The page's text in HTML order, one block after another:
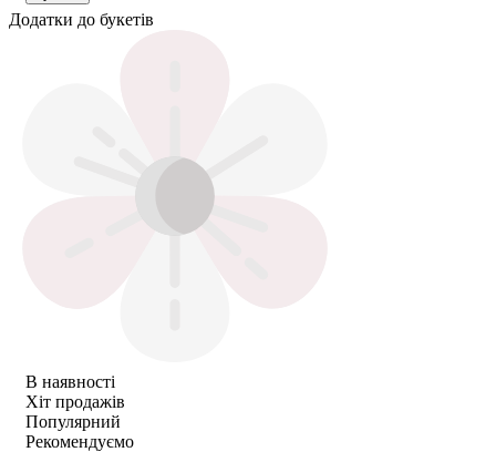
Додатки до букетів
В наявності
Хіт продажів
Популярний
Рекомендуємо